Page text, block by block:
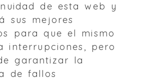
de esta web y
sus mejores
para que el mismo
interrupciones, pero
garantizar la
de fallos